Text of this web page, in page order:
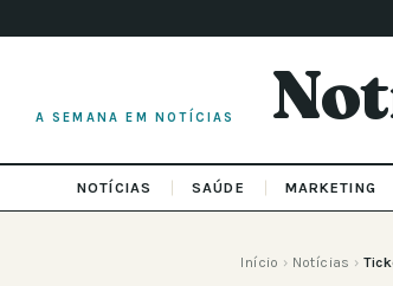
A SEMANA EM NOTÍCIAS
NOTÍCIAS SAÚDE MARKETING
Início › Notícias ›